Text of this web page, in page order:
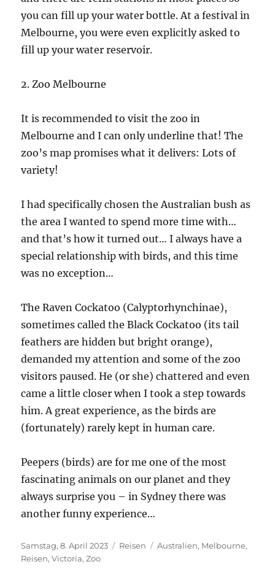
you can fill up your water bottle. At a festival in
Melbourne, you were even explicitly asked to
fill up your water reservoir.
2. Zoo Melbourne
It is recommended to visit the zoo in
Melbourne and I can only underline that! The
zoo’s map promises what it delivers: Lots of
variety!
I had specifically chosen the Australian bush as
the area I wanted to spend more time with…
and that’s how it turned out… I always have a
special relationship with birds, and this time
was no exception…
The Raven Cockatoo (Calyptorhynchinae),
sometimes called the Black Cockatoo (its tail
feathers are hidden but bright orange),
demanded my attention and some of the zoo
visitors paused. He (or she) chattered and even
came a little closer when I took a step towards
him. A great experience, as the birds are
(fortunately) rarely kept in human care.
Peepers (birds) are for me one of the most
fascinating animals on our planet and they
always surprise you – in Sydney there was
another funny experience…
Veröffentlicht
am
Samstag, 8. April 2023 Kategorien
Reisen Schlagwörter
Australien, Melbourne,
Reisen,Victoria,Zoo